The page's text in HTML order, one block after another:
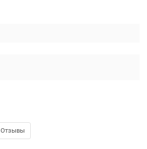
Отзывы